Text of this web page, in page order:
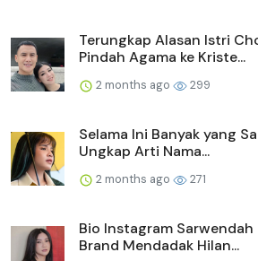
Terungkap Alasan Istri
Pindah Agama ke Kriste...
2 months ago 299
Selama Ini Banyak yang
Ungkap Arti Nama...
2 months ago 271
Bio Instagram Sarwendah
Brand Mendadak Hilan...